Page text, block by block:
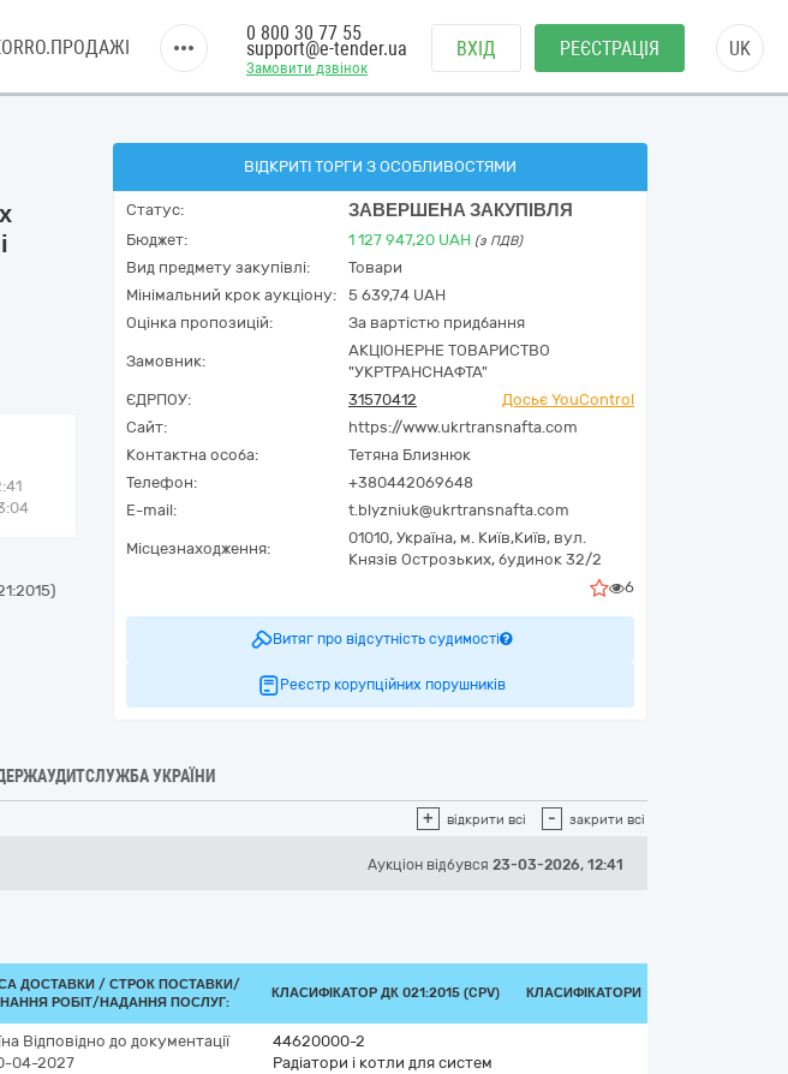
Замовити дзвінок
0 800 30 77 55
support@e-tender.ua ВХІД РЕЄСТРАЦІЯ UK
ВІДКРИТІ ТОРГИ З ОСОБЛИВОСТЯМИ
Статус: ЗАВЕРШЕНА ЗАКУПІВЛЯ
Бюджет: 1 127 947,20 UAH (з ПДВ)
Вид предмету закупівлі:
Товари
Мінімальний крок аукціону:
5 639,74 UAH
Оцінка пропозицій:
За вартістю придбання
Замовник:
АКЦІОНЕРНЕ ТОВАРИСТВО
"УКРТРАНСНАФТА"
ЄДРПОУ:
31570412
Досьє YouControl
Сайт:
https://www.ukrtransnafta.com
Контактна особа:
Тетяна Близнюк
Телефон:
+380442069648
E-mail:
t.blyzniuk@ukrtransnafta.com
Місцезнаходження:
01010, Україна, м. Київ,Київ, вул.
Князів Острозьких, будинок 32/2
6
Витяг про відсутність судимості
Реєстр корупційних порушників
УКРАЇНИ
+ відкрити всі - закрити всі
Аукціон відбувся 23-03-2026, 12:41
ДОСТАВКИ / СТРОК ПОСТАВКИ/
РОБІТ/НАДАННЯ ПОСЛУГ:
КЛАСИФІКАТОР ДК 021:2015 (CPV) КЛАСИФІКАТОРИ
Відповідно до документації
04-2027
44620000-2
Радіатори і котли для систем